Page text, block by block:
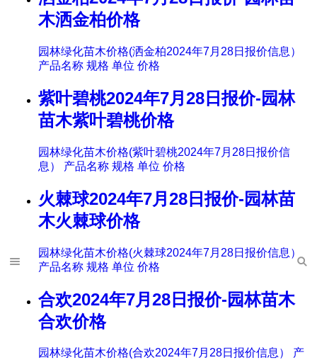
木洒金柏价格
园林绿化苗木价格(洒金柏2024年7月28日报价信息）
产品名称 规格 单位 价格
紫叶碧桃2024年7月28日报价-园林
苗木紫叶碧桃价格
园林绿化苗木价格(紫叶碧桃2024年7月28日报价信
息） 产品名称 规格 单位 价格
火棘球2024年7月28日报价-园林苗
木火棘球价格
园林绿化苗木价格(火棘球2024年7月28日报价信息）
产品名称 规格 单位 价格
合欢2024年7月28日报价-园林苗木
合欢价格
园林绿化苗木价格(合欢2024年7月28日报价信息） 产